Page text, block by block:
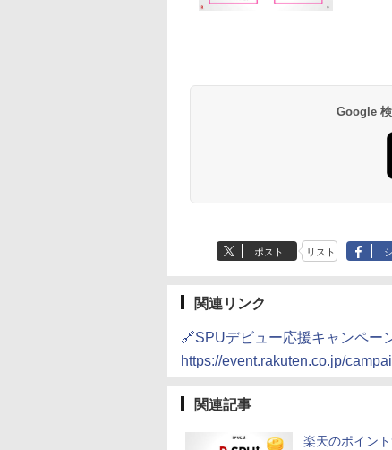
Google
ポスト リスト
関連リンク
🔗SPUデビュー応援キャンペー
https://event.rakuten.co.jp/
関連記事
楽天のポイン